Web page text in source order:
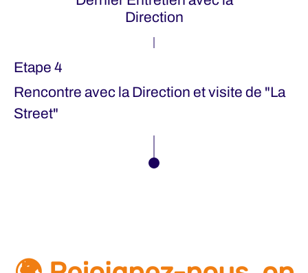
Direction
Etape 4
Rencontre avec la Direction et visite de "La
Street"